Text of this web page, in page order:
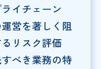
イチェーン
営を著しく阻
リスク評価
べき業務の特